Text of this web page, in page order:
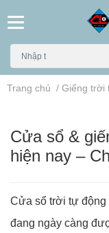
Trang chủ / Giếng trời
Cửa sổ &
hiện nay –
Cửa sổ trời tự động
đang ngày càng